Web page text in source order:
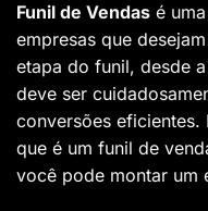
Funil de Vendas é
empresas que
etapa do funil, desde
deve ser
conversões
que é um funil de
você pode montar um